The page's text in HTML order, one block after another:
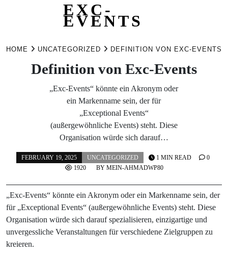
EXC-
EVENTS
HOME UNCATEGORIZED DEFINITION VON EXC-EVENTS
Definition von Exc-Events
„Exc-Events“ könnte ein Akronym oder
ein Markenname sein, der für
„Exceptional Events“
(außergewöhnliche Events) steht. Diese
Organisation würde sich darauf…
FEBRUARY 19, 2025
UNCATEGORIZED
BY MEIN-AHMADWP80
1 MIN READ
0
1920
„Exc-Events“ könnte ein Akronym oder ein Markenname sein, der
für „Exceptional Events“ (außergewöhnliche Events) steht. Diese
Organisation würde sich darauf spezialisieren, einzigartige und
unvergessliche Veranstaltungen für verschiedene Zielgruppen zu
kreieren.